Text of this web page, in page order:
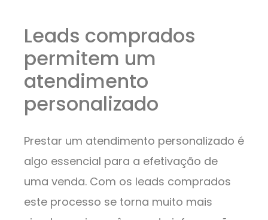
Leads comprados
permitem um
atendimento
personalizado
Prestar um atendimento personalizado é
algo essencial para a efetivação de
uma venda. Com os leads comprados
este processo se torna muito mais